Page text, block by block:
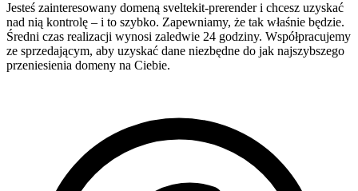
Jesteś zainteresowany domeną sveltekit-prerender i chcesz uzyskać
nad nią kontrolę – i to szybko. Zapewniamy, że tak właśnie będzie.
Średni czas realizacji wynosi zaledwie 24 godziny. Współpracujemy
ze sprzedającym, aby uzyskać dane niezbędne do jak najszybszego
przeniesienia domeny na Ciebie.